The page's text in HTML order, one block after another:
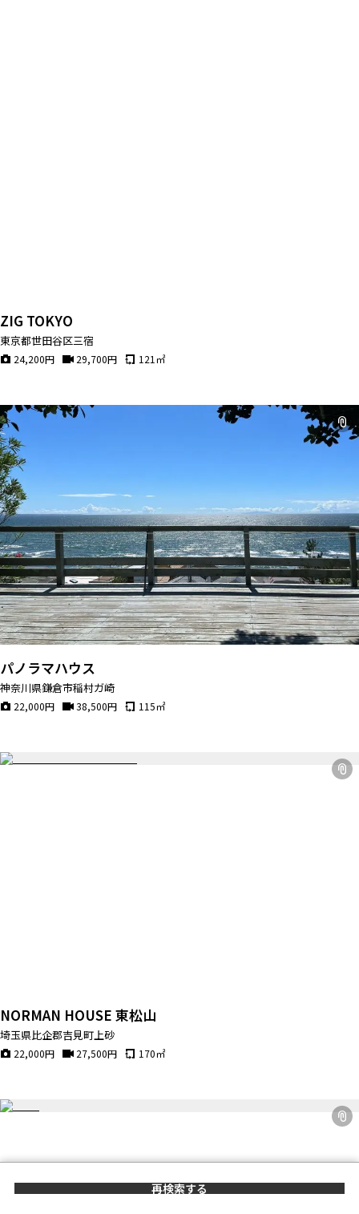
ZIG TOKYO
東京都世田谷区三宿
24,200円 29,700円 121 ㎡
パノラマハウス
神奈川県鎌倉市稲村ガ崎
22,000円 38,500円 115㎡
NORMAN HOUSE 東松山
埼玉県比企郡吉見町上砂
22,000円 27,500円 170㎡
再検索する